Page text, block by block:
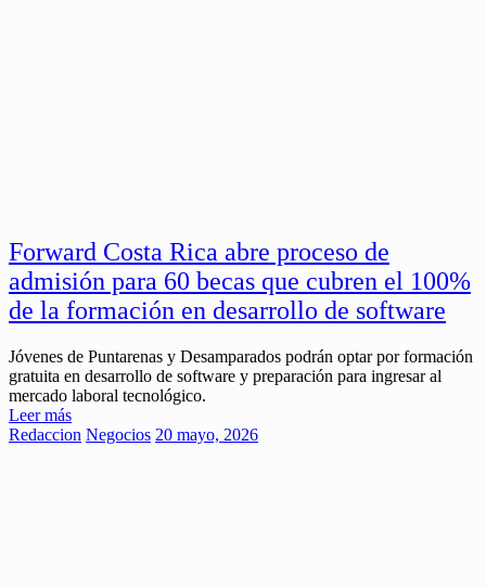
Forward Costa Rica abre proceso de
admisión para 60 becas que cubren el 100%
de la formación en desarrollo de software
Jóvenes de Puntarenas y Desamparados podrán optar por formación
gratuita en desarrollo de software y preparación para ingresar al
mercado laboral tecnológico.
Leer más
Redaccion Negocios 20 mayo, 2026